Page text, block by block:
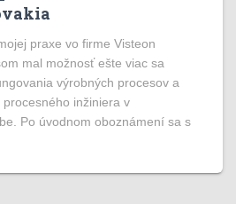
praxe vo firme Visteon
mal možnosť ešte viac sa
výrobných procesov a
inžiniera v
Po úvodnom oboznámení sa s